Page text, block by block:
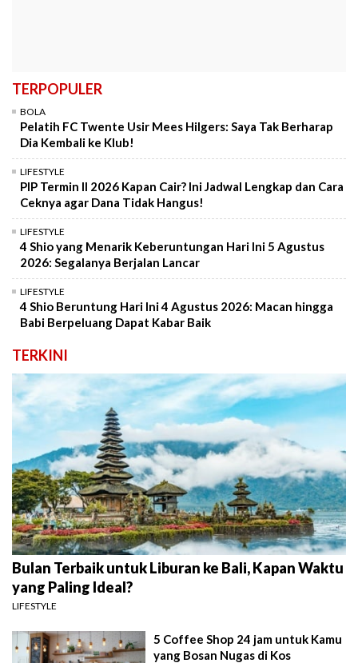
TERPOPULER
BOLA
Pelatih FC Twente Usir Mees Hilgers: Saya Tak Berharap
Dia Kembali ke Klub!
LIFESTYLE
PIP Termin II 2026 Kapan Cair? Ini Jadwal Lengkap dan Cara
Ceknya agar Dana Tidak Hangus!
LIFESTYLE
4 Shio yang Menarik Keberuntungan Hari Ini 5 Agustus
2026: Segalanya Berjalan Lancar
LIFESTYLE
4 Shio Beruntung Hari Ini 4 Agustus 2026: Macan hingga
Babi Berpeluang Dapat Kabar Baik
TERKINI
Bulan Terbaik untuk Liburan ke Bali, Kapan Waktu
yang Paling Ideal?
LIFESTYLE
5 Coffee Shop 24 jam untuk Kamu
yang Bosan Nugas di Kos